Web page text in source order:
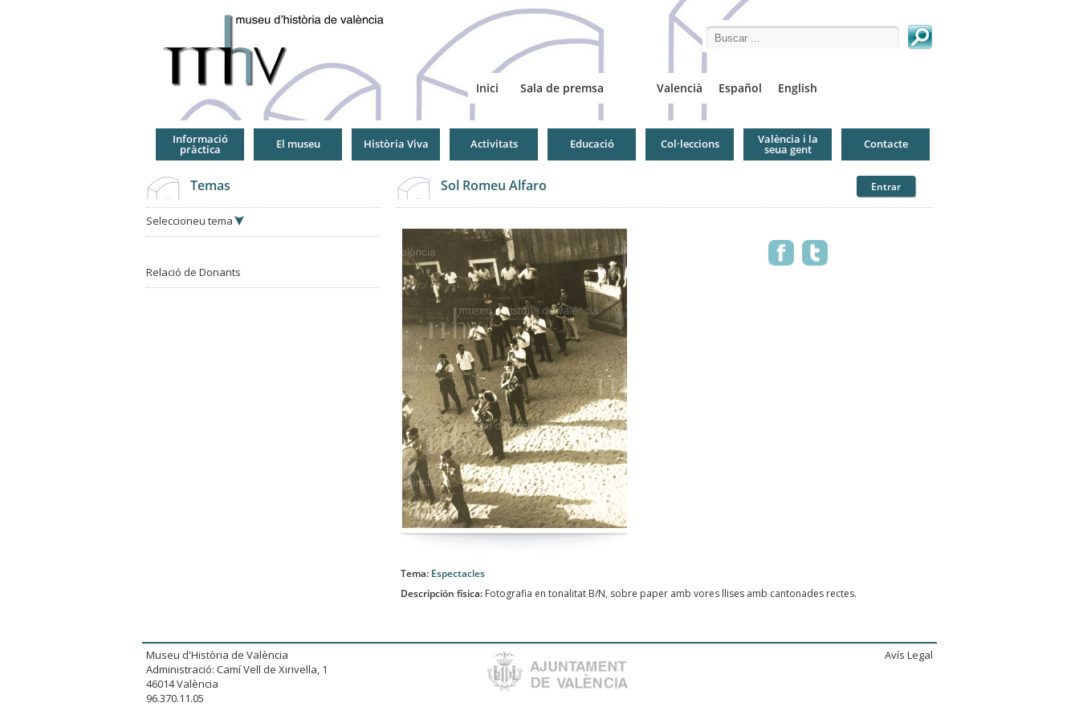
Search this site
Valencià Español English
Inici Sala de premsa
Informació
pràctica El museu Història Viva Activitats Educació Col·leccions València i la
seua gent Contacte
Temas
Seleccioneu tema
Relació de Donants
Sol Romeu Alfaro Entrar
Tema: Espectacles
Descripción física: Fotografia en tonalitat B/N, sobre paper amb vores llises amb cantonades rectes.
Museu d'Història de València
Administració: Camí Vell de Xirivella, 1
46014 València
96.370.11.05
Avís Legal